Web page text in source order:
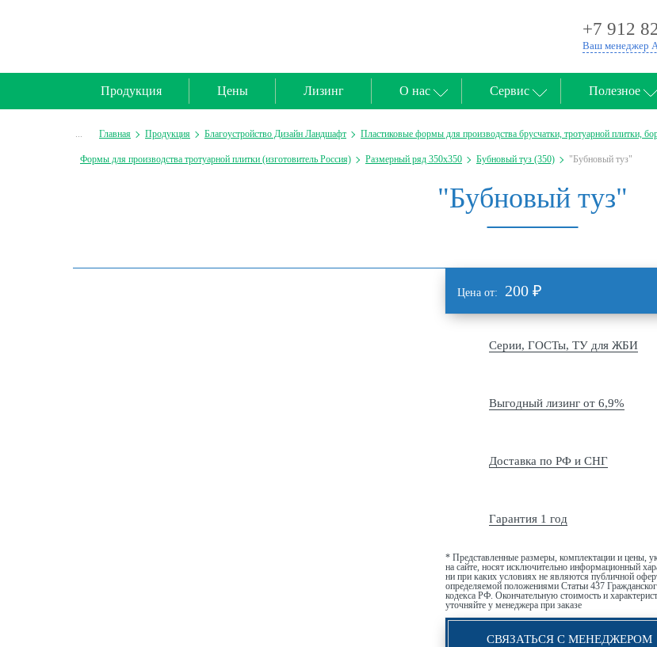
+7 912
Ваш менеджер
Продукция Цены Лизинг О нас Сервис Полезное
... Главная Продукция Благоустройство Дизайн Ландшафт Пластиковые формы для производства брусчатки, тротуарной плитки,
Формы для производства тротуарной плитки (изготовитель Россия) Размерный ряд 350х350 Бубновый туз (350) "Бубновый туз"
"Бубновый туз"
Цена от: 200 ₽
Серии, ГОСТы, ТУ для ЖБИ
Выгодный лизинг от 6,9%
Доставка по РФ и СНГ
Гарантия 1 год
* Представленные размеры, комплектации и цены,
на сайте, носят исключительно информационный
ни при каких условиях не являются публичной
определяемой положениями Статьи 437
кодекса РФ. Окончательную стоимость и
уточняйте у менеджера при заказе
СВЯЗАТЬСЯ С МЕНЕДЖЕРОМ